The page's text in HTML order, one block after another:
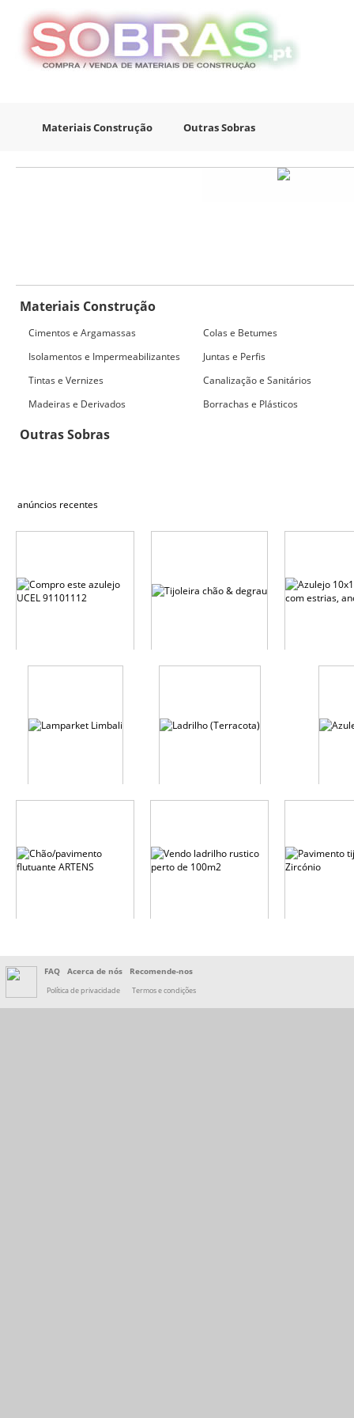
Materiais Construção Outras Sobras
Materiais Construção
Cimentos e Argamassas
Colas e Betumes
Isolamentos e Impermeabilizantes
Juntas e Perfis
Tintas e Vernizes
Canalização e Sanitários
Madeiras e Derivados
Borrachas e Plásticos
Outras Sobras
anúncios recentes
FAQ Acerca de nós Recomende-nos
Política de privacidade Termos e condições